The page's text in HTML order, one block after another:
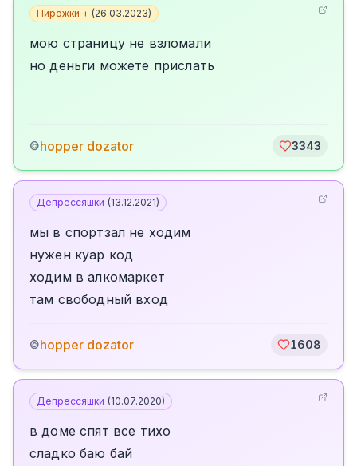
Пирожки + (26.03.2023)
мою страницу не взломали
но деньги можете прислать
©hopper dozator 3343
Депрессяшки (13.12.2021)
мы в спортзал не ходим
нужен куар код
ходим в алкомаркет
там свободный вход
©hopper dozator 1608
Депрессяшки (10.07.2020)
в доме спят все тихо
сладко баю бай